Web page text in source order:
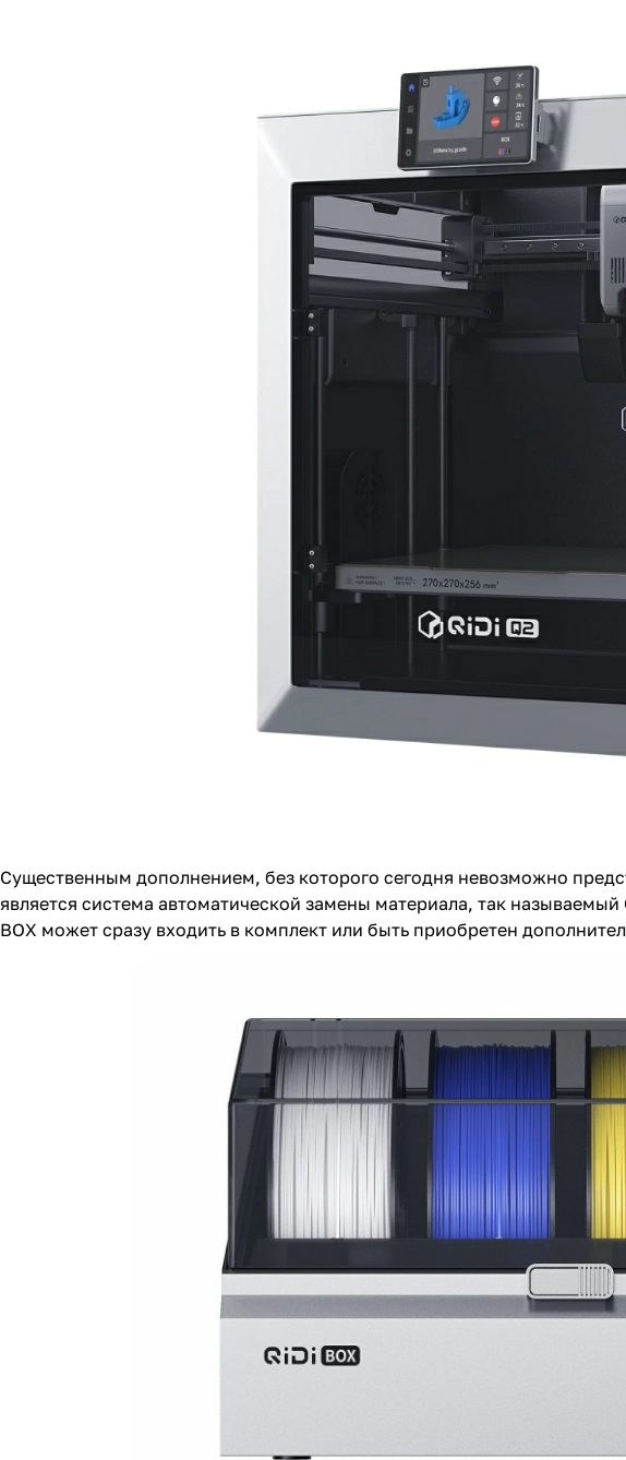
Существенным дополнением, без которого сегодня невозможно
является система автоматической замены материала, так
BOX может сразу входить в комплект или быть приобретен